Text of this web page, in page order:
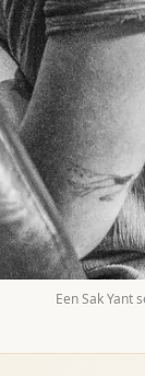
Een Sak Yant